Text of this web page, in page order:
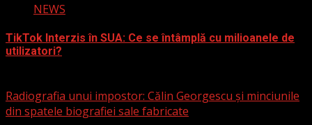
NEWS
TikTok Interzis în SUA: Ce se întâmplă cu milioanele de
utilizatori?
Radiografia unui impostor: Călin Georgescu și minciunile
din spatele biografiei sale fabricate